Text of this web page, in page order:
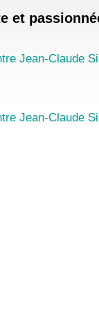
et
Jean-Claude
Jean-Claude